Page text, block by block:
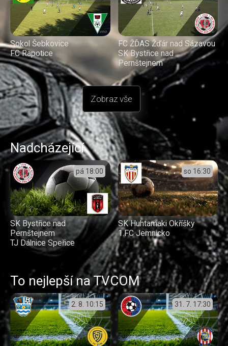
Sokol Šebkovice
FC Rapotice
FC ŽĎAS Žďár nad Sázavou
SK Bystřice nad
Pernštejnem
Zobraz vše
Nadcházející
pá 18:00
SK Bystřice nad
Pernštejnem
TJ Dálnice Speřice
so 16:30
SK Huhtamaki Okříšky
1.FC Jemnicko
To nejlepší na TVCOM
2. 8. 10:15 31. 7. 17:30